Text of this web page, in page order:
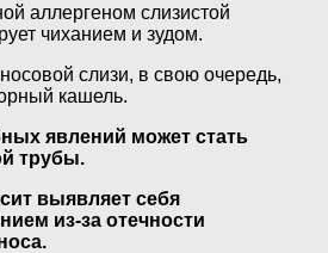
аллергеном слизистой
чиханием и зудом.
слизи, в свою очередь,
кашель.
явлений может стать
трубы.
выявляет себя
из-за отечности